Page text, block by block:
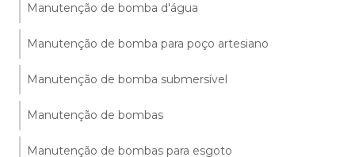
Manutenção de bomba d'água
Manutenção de bomba para poço artesiano
Manutenção de bomba submersível
Manutenção de bombas
Manutenção de bombas para esgoto